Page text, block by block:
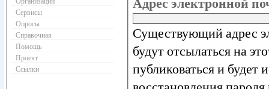
Существующий адрес
будут отсылаться на
публиковаться и
Сервисы
Опросы
Справочная
Помощь
Проект
Ссылки